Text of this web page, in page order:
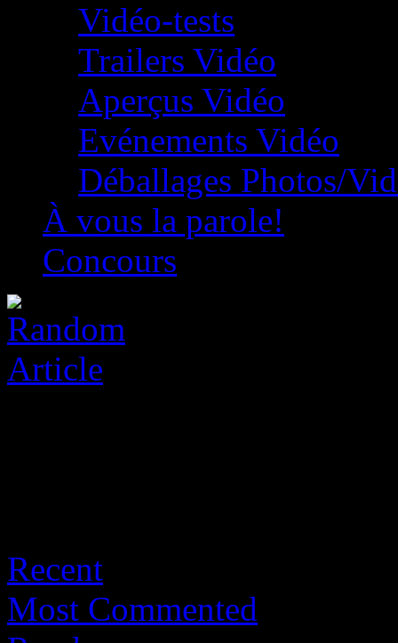
Vidéo-tests
Trailers Vidéo
Aperçus Vidéo
Evénements Vidéo
Déballages Photos/
À vous la parole!
Concours
Recent
Most Commented